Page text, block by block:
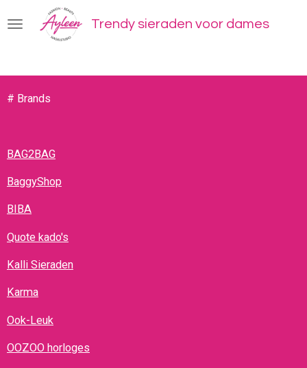
direct
Trendy sieraden voor dames
# Brands
BAG2BAG
BaggyShop
BIBA
Quote kado's
Kalli Sieraden
Karma
Ook-Leuk
OOZOO horloges